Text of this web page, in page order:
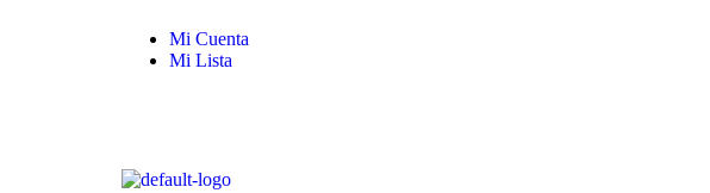
Mi Cuenta
Mi Lista